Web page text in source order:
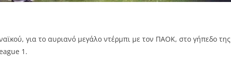
για το αυριανό μεγάλο ντέρμπι με τον ΠΑΟΚ, στο γήπεδο της
1.